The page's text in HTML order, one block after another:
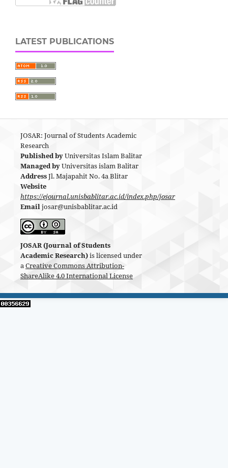
LATEST PUBLICATIONS
JOSAR: Journal of Students Academic
Research
Published byUniversitas Islam Balitar
Managed byUniversitas islam Balitar
AddressJl. Majapahit No. 4a Blitar
Website
https://ejournal.unisbablitar.ac.id/index.php/josar
Emailjosar@unisbablitar.ac.id
JOSAR (Journal of Students
Academic Research)is licensed under
aCreative Commons Attribution-
ShareAlike 4.0 International License